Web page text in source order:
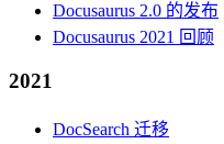
Docusaurus 2.0 的发布
Docusaurus 2021 回顾
2021
DocSearch 迁移